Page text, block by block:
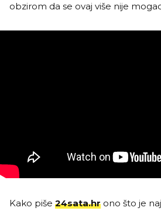
obzirom da se ovaj više nije
Kako piše 24sata.hr ono što je